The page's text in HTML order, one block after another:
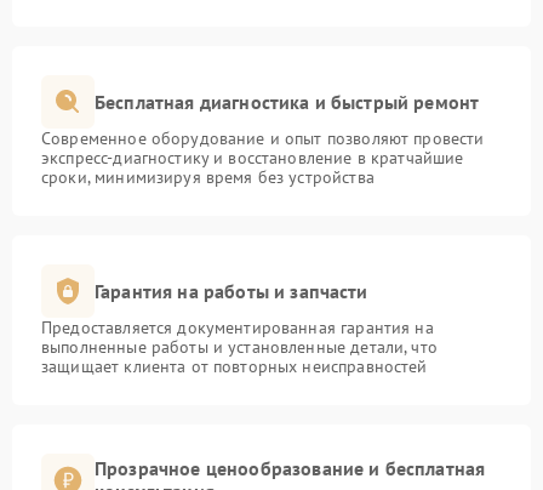
Бесплатная диагностика и быстрый ремонт
Современное оборудование и опыт позволяют провести
экспресс-диагностику и восстановление в кратчайшие
сроки, минимизируя время без устройства
Гарантия на работы и запчасти
Предоставляется документированная гарантия на
выполненные работы и установленные детали, что
защищает клиента от повторных неисправностей
Прозрачное ценообразование и бесплатная